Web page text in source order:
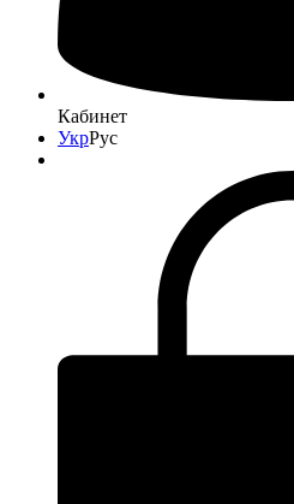
Кабинет
УкрРус